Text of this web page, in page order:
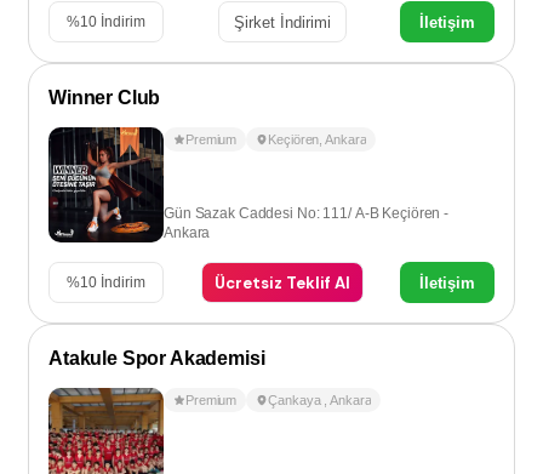
%10 İndirim Şirket İndirimi İletişim
Winner Club
Premium Keçiören ,Ankara
Gün Sazak Caddesi No: 111/ A-B Keçiören -
Ankara
%10 İndirim Ücretsiz Teklif Al İletişim
Atakule Spor Akademisi
Premium Çankaya ,Ankara